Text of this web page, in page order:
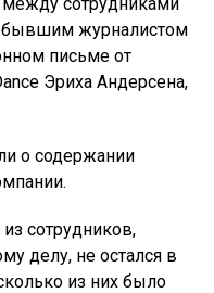
бывшим журналистом
письме от
Эриха Андерсена,
о содержании
сотрудников,
делу, не остался в
из них было